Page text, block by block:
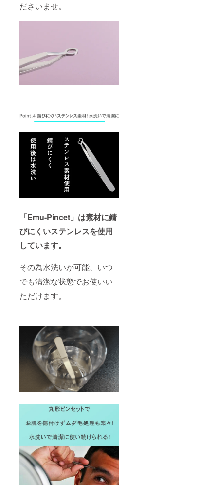
ださいませ。
「Emu-Pincet」は素材に錆
びにくいステンレスを使用
しています。
その為水洗いが可能、いつ
でも清潔な状態でお使いい
ただけます。